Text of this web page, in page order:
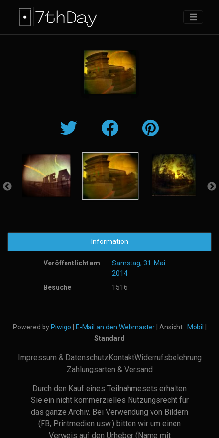
Information
Veröffentlicht am
Samstag, 31. Mai
2014
Besuche
1516
Powered by Piwigo E-Mail an den Webmaster| Ansicht : Mobil
Standard
Impressum & DatenschutzKontaktWiderrufsbelehrung
Zahlungsarten & Versand
Durch den Kauf eines Teilnahmesets erhalten
Sie ein nicht kommerzielles Nutzungsrecht für
das ganze Archiv. Bei Verwendung von Bildern
(FB, Printmedien usw.) bitten wir um einen
Verweis auf den Urheber (Name mit